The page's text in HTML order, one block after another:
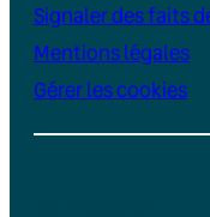
Signaler des faits
Mentions légales
Gérer les cookies